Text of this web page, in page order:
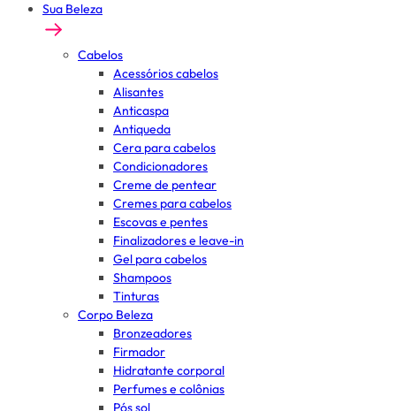
Sua Beleza
Cabelos
Acessórios cabelos
Alisantes
Anticaspa
Antiqueda
Cera para cabelos
Condicionadores
Creme de pentear
Cremes para cabelos
Escovas e pentes
Finalizadores e leave-in
Gel para cabelos
Shampoos
Tinturas
Corpo Beleza
Bronzeadores
Firmador
Hidratante corporal
Perfumes e colônias
Pós sol